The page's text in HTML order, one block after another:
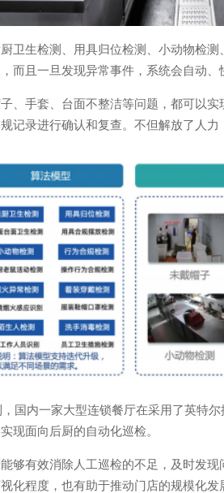
卫生检测、用具归位检测、小动物检
而且一旦发现异常事件，系统会自动、
、手套、台面不整洁等问题，都可以
记录进行确认和复查。不但解放了人力
国内一家大型连锁餐厅在采用了英特
现面向后厨的自动化巡检。
够有效消除人工巡检的不足，及时发
化程度，也有助于推动门店的规模化发